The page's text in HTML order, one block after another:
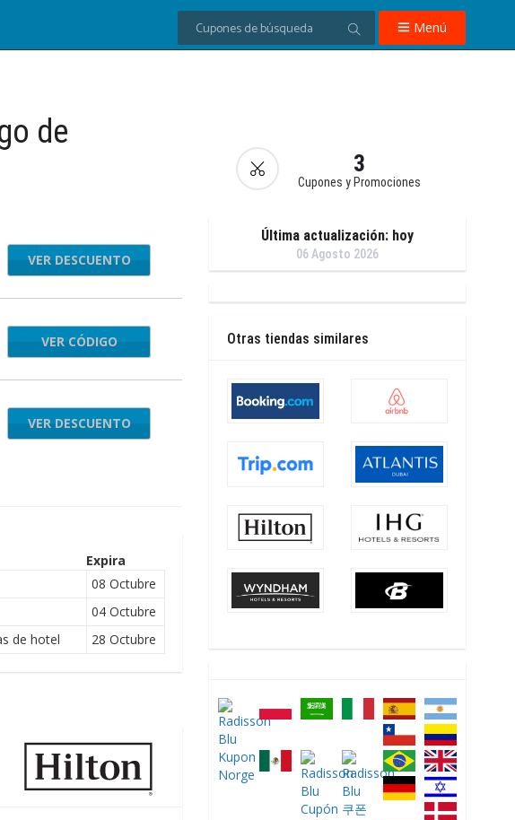
Menú
de
3
Cupones y Promociones
VER DESCUENTO
PGLWP1
VER CÓDIGO
VER DESCUENTO
Expira
08 Octubre
04 Octubre
de hotel 28 Octubre
Última actualización: hoy
06 Agosto 2026
Otras tiendas similares